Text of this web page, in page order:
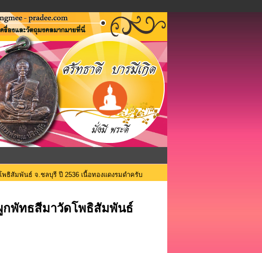
ธิสัมพันธ์ จ.ชลบุรี ปี 2536 เนื้อทองแดงรมดำครับ
กพัทธสีมาวัดโพธิสัมพันธ์